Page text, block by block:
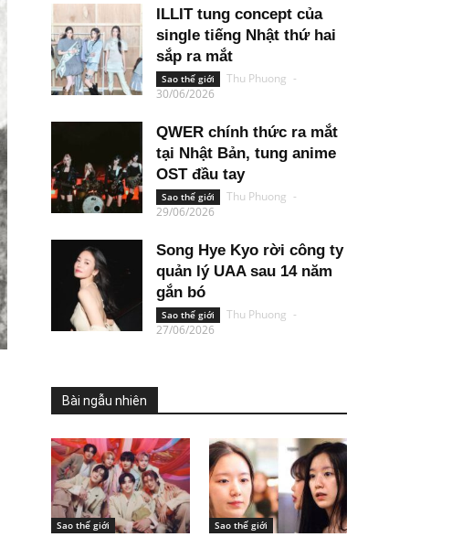
ILLIT tung concept của
single tiếng Nhật thứ hai
sắp ra mắt
Sao thế giới Thu Phuong -
30/06/2026
QWER chính thức ra mắt
tại Nhật Bản, tung anime
OST đầu tay
Sao thế giới Thu Phuong -
29/06/2026
Song Hye Kyo rời công ty
quản lý UAA sau 14 năm
gắn bó
Sao thế giới Thu Phuong -
27/06/2026
Bài ngẫu nhiên
Sao thế giới Sao thế giới